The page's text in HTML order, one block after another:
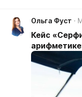
Ольга Фуст
Кейс